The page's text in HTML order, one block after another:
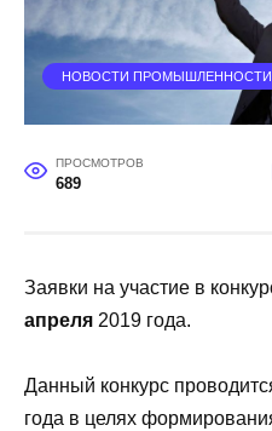
НОВОСТИ ПРОМЫШЛЕННОСТИ
ПРОСМОТРОВ
689
Заявки на участие в
апреля 2019 года.
Данный конкурс
года в целях